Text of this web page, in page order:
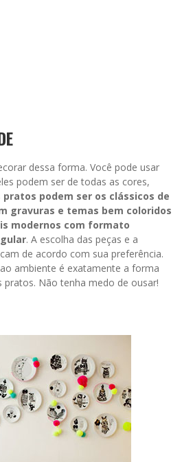
dessa forma. Você pode usar
podem ser de todas as cores,
pratos podem ser os clássicos de
gravuras e temas bem coloridos
modernos com formato
. A escolha das peças e a
de acordo com sua preferência.
ambiente é exatamente a forma
Não tenha medo de ousar!